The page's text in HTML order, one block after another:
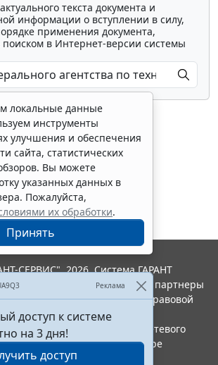
текста документа и
информации о вступлении в силу,
применения документа,
поиском в Интернет-версии системы
все материалы
локальные данные
инструменты
улучшения и обеспечения
сайта, статистических
Вы можете
указанных данных в
Пожалуйста,
их обработки.
Принять
Реклама
доступ к системе
на 3 дня!
доступ
СЕРВИС", 2026. Система ГАРАНТ
года. Компания "Гарант" и ее партнеры
Российской ассоциации правовой
в качестве сетевого
службой по надзору в сфере
технологий и массовых